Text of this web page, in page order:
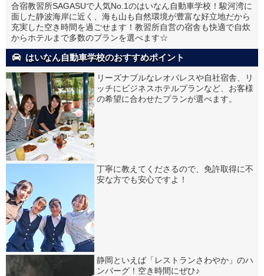
合宿教習所SAGASUで人気No.1のはいなん自動車学校！駿河湾に
面した静波海岸に近く、海も山も自然環境が豊富な好立地だから
充実した空き時間を過ごせます！教習所自営の宿舎も快適で自炊
からホテルまで多数のプランを選べます☆
はいなん自動車学校のおすすめポイント
リーズナブルなレオパレスや自社宿舎、リ
ッチにビジネスホテルプランなど、お客様
の希望に合わせたプランが選べます。
丁寧に教えてくださるので、免許取得に不
安な方でも安心ですよ！
静岡といえば「レストランさわやか」のハ
ンバーグ！空き時間にぜひ♪